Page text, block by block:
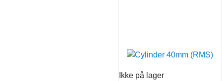
Ikke på lager